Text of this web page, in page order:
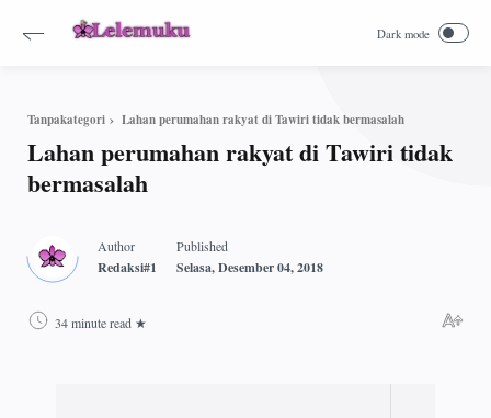
Tanpakategori Lahan perumahan rakyat di Tawiri tidak bermasalah
Lahan perumahan rakyat di Tawiri tidak
bermasalah
34 minute read